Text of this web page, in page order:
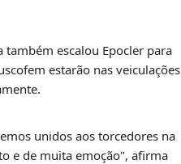
escalou Epocler para
estarão nas veiculações
unidos aos torcedores na
e de muita emoção", afirma